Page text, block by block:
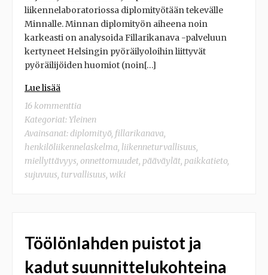
liikennelaboratoriossa diplomityötään tekevälle
Minnalle. Minnan diplomityön aiheena noin
karkeasti on analysoida Fillarikanava -palveluun
kertyneet Helsingin pyöräilyoloihin liittyvät
pyöräilijöiden huomiot (noin[…]
Lue lisää
16 kommenttia
Kategoriat: Yleinen
Avainsanat:diplomityö, fillarikanava,
henkilöliikennelaskelma, liikenneturvallisuus,
miellyttävyys, onnettomuudet, pääväylät, paikkatieto,
sujuvuus, turvallisuus, wiki
Töölönlahden puistot ja
kadut suunnittelukohteina